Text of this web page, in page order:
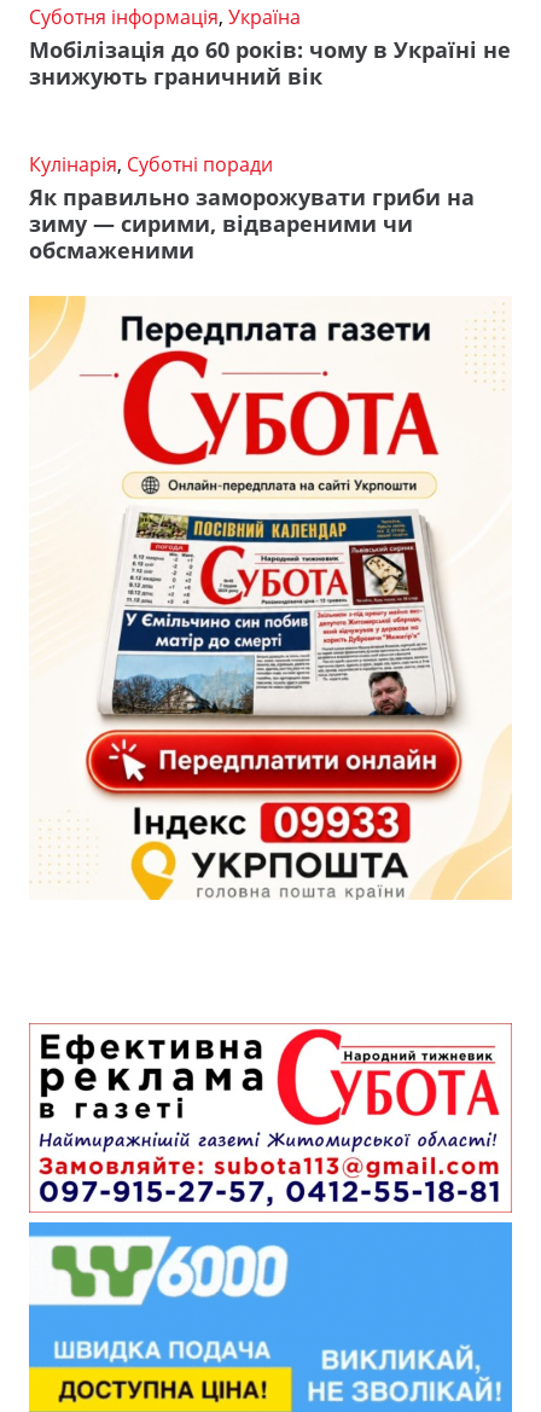
Суботня інформація, Україна
Мобілізація до 60 років: чому в Україні не
знижують граничний вік
Кулінарія, Суботні поради
Як правильно заморожувати гриби на
зиму — сирими, відвареними чи
обсмаженими